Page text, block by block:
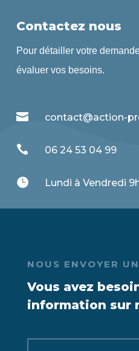
Contactez nous
Pour détailler votre
évaluer vos besoins.
 contact@action-
 06 24 53 04 99
 Lundi à Vendredi
NOUS ENVOYER
Vous avez
information sur